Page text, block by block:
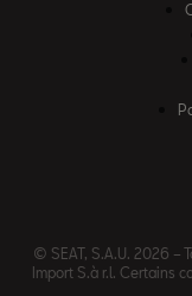
Campagne Diesel
Inspection &
FAQs
© SEAT, S.A.U. 2026 –
Import S.à r.l. Certains